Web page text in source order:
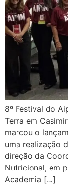
8º Festival do
Terra em
marcou o
uma realização
direção da
Nutricional, em
Academia […]